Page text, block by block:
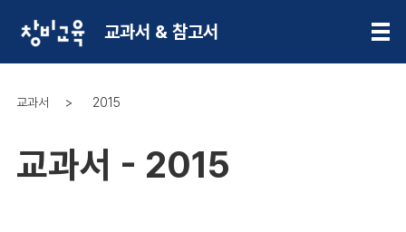
교과서 & 참고서
교과서 2015
교과서 - 2015